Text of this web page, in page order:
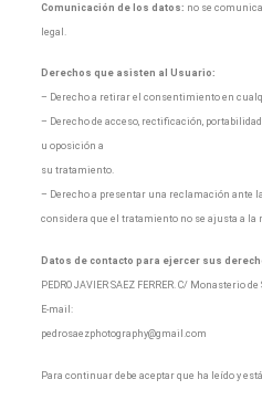
Comunicación de los datos: no se
legal.
Derechos que asisten al Usuario:
– Derecho a retirar el consentimiento en
– Derecho de acceso, rectificación,
u oposición a
su tratamiento.
– Derecho a presentar una reclamación ante
considera que el tratamiento no se ajusta a la
Datos de contacto para ejercer sus
PEDRO JAVIER SAEZ FERRER. C/ Monasterio
E-mail:
pedrosaezphotography@gmail.com
Para continuar debe aceptar que ha leído y